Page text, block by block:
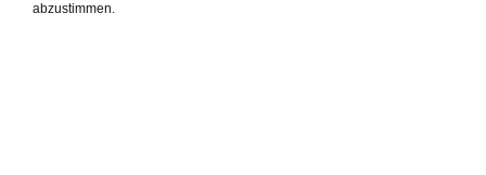
abzustimmen.